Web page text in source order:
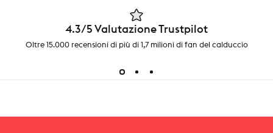
4.3/5 Valutazione Trustpilot
Oltre 15.000 recensioni di più di 1,7 milioni di fan del calduccio